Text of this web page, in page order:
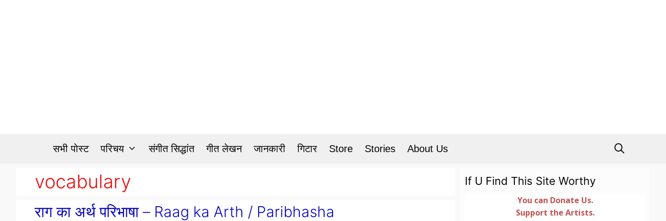
सभी पोस्ट परिचय संगीत सिद्धांत गीत लेखन जानकारी गिटार Store Stories About Us
vocabulary
राग का अर्थ परिभाषा – Raag ka Arth / Paribhasha
If U Find This Site Worthy